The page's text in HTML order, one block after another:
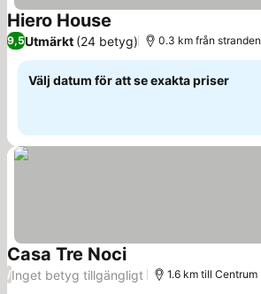
Hiero House
9,5Utmärkt (24 betyg) 0.3 km från stranden
Välj datum för att se exakta priser
Casa Tre Noci
/Inget betyg tillgängligt 1.6 km till Centrum